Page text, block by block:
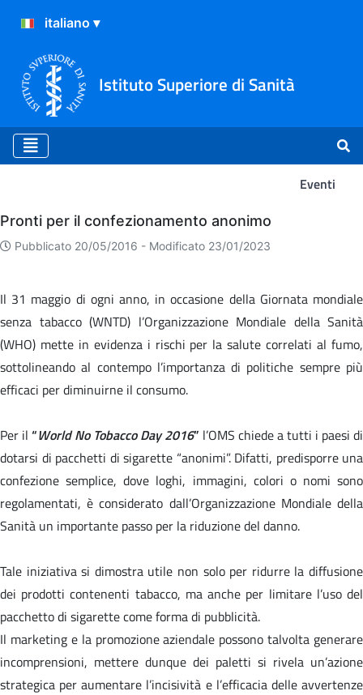
Istituto Superiore di Sanità
Eventi
Eventi
Pronti per il confezionamento anonimo
Pubblicato 20/05/2016 - Modificato 23/01/2023
Il 31 maggio di ogni anno, in occasione della Giornata mondiale
senza tabacco (WNTD) l’Organizzazione Mondiale della Sanità
(WHO) mette in evidenza i rischi per la salute correlati al fumo,
sottolineando al contempo l’importanza di politiche sempre più
efficaci per diminuirne il consumo.
Per il “World No Tobacco Day 2016” l’OMS chiede a tutti i paesi di
dotarsi di pacchetti di sigarette “anonimi”. Difatti, predisporre una
confezione semplice, dove loghi, immagini, colori o nomi sono
regolamentati, è considerato dall’Organizzazione Mondiale della
Sanità un importante passo per la riduzione del danno.
Tale iniziativa si dimostra utile non solo per ridurre la diffusione
dei prodotti contenenti tabacco, ma anche per limitare l’uso del
pacchetto di sigarette come forma di pubblicità.
Il marketing e la promozione aziendale possono talvolta generare
incomprensioni, mettere dunque dei paletti si rivela un’azione
strategica per aumentare l’incisività e l’efficacia delle avvertenze